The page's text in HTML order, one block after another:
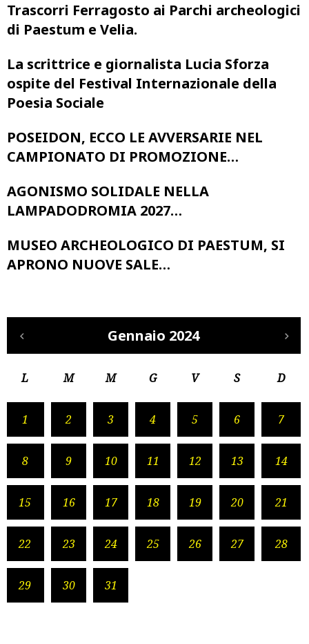
Trascorri Ferragosto ai Parchi archeologici
di Paestum e Velia.
La scrittrice e giornalista Lucia Sforza
ospite del Festival Internazionale della
Poesia Sociale
POSEIDON, ECCO LE AVVERSARIE NEL
CAMPIONATO DI PROMOZIONE…
AGONISMO SOLIDALE NELLA
LAMPADODROMIA 2027…
MUSEO ARCHEOLOGICO DI PAESTUM, SI
APRONO NUOVE SALE…
Gennaio 2024
L M M G V S D
1 2 3 4 5 6 7
8 9 10 11 12 13 14
15 16 17 18 19 20 21
22 23 24 25 26 27 28
29 30 31